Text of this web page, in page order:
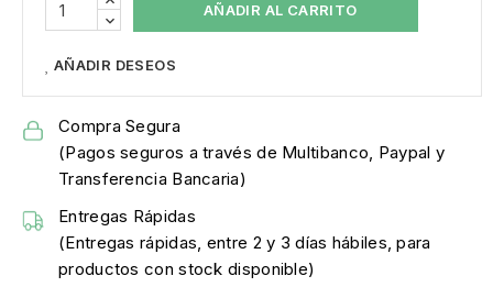
AÑADIR AL CARRITO
AÑADIR DESEOS
Compra Segura
(Pagos seguros a través de Multibanco, Paypal y
Transferencia Bancaria)
Entregas Rápidas
(Entregas rápidas, entre 2 y 3 días hábiles, para
productos con stock disponible)